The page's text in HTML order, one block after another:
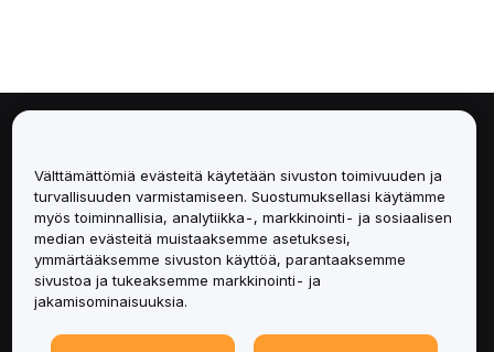
Palvelut
Tuki
Tuotteet
Välttämättömiä evästeitä käytetään sivuston toimivuuden ja
turvallisuuden varmistamiseen. Suostumuksellasi käytämme
myös toiminnallisia, analytiikka-, markkinointi- ja sosiaalisen
median evästeitä muistaaksemme asetuksesi,
ymmärtääksemme sivuston käyttöä, parantaaksemme
sivustoa ja tukeaksemme markkinointi- ja
jakamisominaisuuksia.